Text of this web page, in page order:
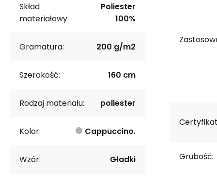
Skład
materiałowy:
Poliester
100%
Gramatura: 200 g/m2
Szerokość: 160 cm
Rodzaj materiału: poliester
Kolor: Cappuccino.
Wzór: Gładki Grubość: